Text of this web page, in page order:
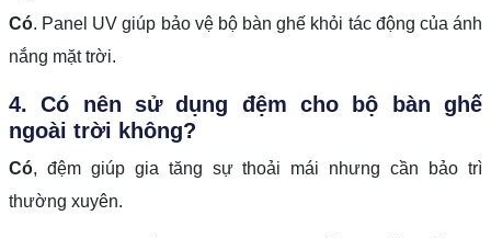
Có. Panel UV giúp bảo vệ bộ bàn ghế khỏi tác động của ánh
nắng mặt trời.
4. Có nên sử dụng đệm cho bộ bàn ghế
ngoài trời không?
Có, đệm giúp gia tăng sự thoải mái nhưng cần bảo trì
thường xuyên.